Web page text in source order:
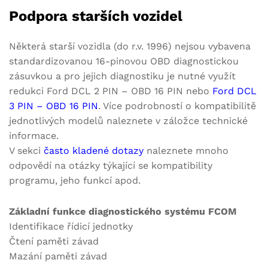
Podpora starších vozidel
Některá starší vozidla (do r.v. 1996) nejsou vybavena
standardizovanou 16-pinovou OBD diagnostickou
zásuvkou a pro jejich diagnostiku je nutné využít
redukci Ford DCL 2 PIN – OBD 16 PIN nebo Ford DCL
3 PIN – OBD 16 PIN. Více podrobností o kompatibilitě
jednotlivých modelů naleznete v záložce technické
informace.
V sekci často kladené dotazy naleznete mnoho
odpovědí na otázky týkající se kompatibility
programu, jeho funkcí apod.
Základní funkce diagnostického systému FCOM
Identifikace řídicí jednotky
Čtení paměti závad
Mazání paměti závad